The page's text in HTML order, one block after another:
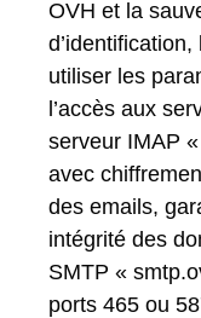
OVH et la
utiliser les
l’accès aux
serveur IMAP
avec
des emails,
intégrité des
SMTP «
ports 465 ou